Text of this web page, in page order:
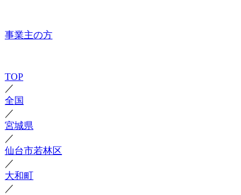
事業主の方
TOP
／
全国
／
宮城県
／
仙台市若林区
／
大和町
／